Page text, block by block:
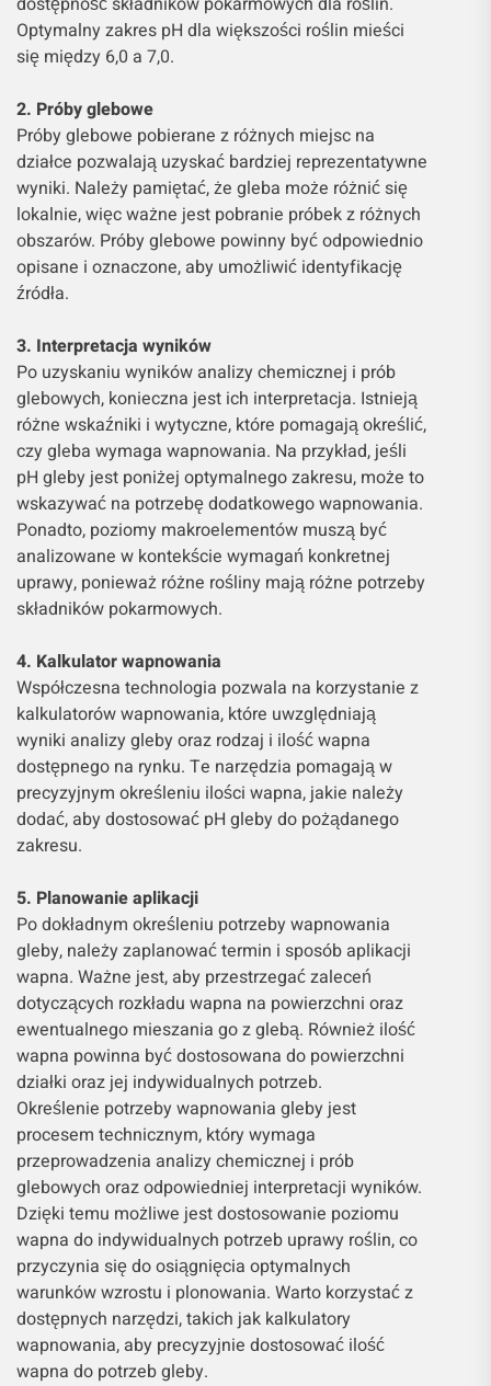
Optymalny zakres pH dla większości roślin mieści
się między 6,0 a 7,0.
2. Próby glebowe
Próby glebowe pobierane z różnych miejsc na
działce pozwalają uzyskać bardziej reprezentatywne
wyniki. Należy pamiętać, że gleba może różnić się
lokalnie, więc ważne jest pobranie próbek z różnych
obszarów. Próby glebowe powinny być odpowiednio
opisane i oznaczone, aby umożliwić identyfikację
źródła.
3. Interpretacja wyników
Po uzyskaniu wyników analizy chemicznej i prób
glebowych, konieczna jest ich interpretacja. Istnieją
różne wskaźniki i wytyczne, które pomagają określić,
czy gleba wymaga wapnowania. Na przykład, jeśli
pH gleby jest poniżej optymalnego zakresu, może to
wskazywać na potrzebę dodatkowego wapnowania.
Ponadto, poziomy makroelementów muszą być
analizowane w kontekście wymagań konkretnej
uprawy, ponieważ różne rośliny mają różne potrzeby
składników pokarmowych.
4. Kalkulator wapnowania
Współczesna technologia pozwala na korzystanie z
kalkulatorów wapnowania, które uwzględniają
wyniki analizy gleby oraz rodzaj i ilość wapna
dostępnego na rynku. Te narzędzia pomagają w
precyzyjnym określeniu ilości wapna, jakie należy
dodać, aby dostosować pH gleby do pożądanego
zakresu.
5. Planowanie aplikacji
Po dokładnym określeniu potrzeby wapnowania
gleby, należy zaplanować termin i sposób aplikacji
wapna. Ważne jest, aby przestrzegać zaleceń
dotyczących rozkładu wapna na powierzchni oraz
ewentualnego mieszania go z glebą. Również ilość
wapna powinna być dostosowana do powierzchni
działki oraz jej indywidualnych potrzeb.
Określenie potrzeby wapnowania gleby jest
procesem technicznym, który wymaga
przeprowadzenia analizy chemicznej i prób
glebowych oraz odpowiedniej interpretacji wyników.
Dzięki temu możliwe jest dostosowanie poziomu
wapna do indywidualnych potrzeb uprawy roślin, co
przyczynia się do osiągnięcia optymalnych
warunków wzrostu i plonowania. Warto korzystać z
dostępnych narzędzi, takich jak kalkulatory
wapnowania, aby precyzyjnie dostosować ilość
wapna do potrzeb gleby.